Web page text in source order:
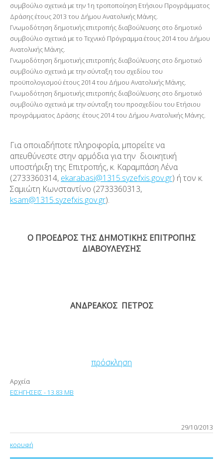
συμβούλιο σχετικά με την 1 η τροποποίηση Ετήσιου Προγράμματος
Δράσης έτους 2013 του Δήμου Ανατολικής Μάνης.
Γνωμοδότηση δημοτικής επιτροπής διαβούλευσης στο δημοτικό
συμβούλιο σχετικά με το Τεχνικό Πρόγραμμα έτους 2014 του Δήμου
Ανατολικής Μάνης.
Γνωμοδότηση δημοτικής επιτροπής διαβούλευσης στο δημοτικό
συμβούλιο σχετικά με την σύνταξη του σχεδίου του
προϋπολογισμού έτους 2014 του Δήμου Ανατολικής Μάνης.
Γνωμοδότηση δημοτικής επιτροπής διαβούλευσης στο δημοτικό
συμβούλιο σχετικά με την σύνταξη του προσχεδίου του Ετήσιου
προγράμματος Δράσης έτους 2014 του Δήμου Ανατολικής Μάνης.
Για οποιαδήποτε πληροφορία, μπορείτε να
απευθύνεστε στην αρμόδια για την διοικητική
υποστήριξη της Επιτροπής, κ. Καραμπάση Λένα
(2733360314, ekarabasi@1315.syzefxis.gov.gr) ή τον κ.
Σαμιώτη Κωνσταντίνο (2733360313,
ksam@1315.syzefxis.gov.gr).
Ο ΠΡΟΕΔΡΟΣ ΤΗΣ ΔΗΜΟΤΙΚΗΣ ΕΠΙΤΡΟΠΗΣ
ΔΙΑΒΟΥΛΕΥΣΗΣ
ΑΝΔΡΕΑΚΟΣ ΠΕΤΡΟΣ
πρόσκληση
Αρχεία
ΕΙΣΗΓΗΣΕΙΣ - 13.83 MB
29/10/2013
κορυφή